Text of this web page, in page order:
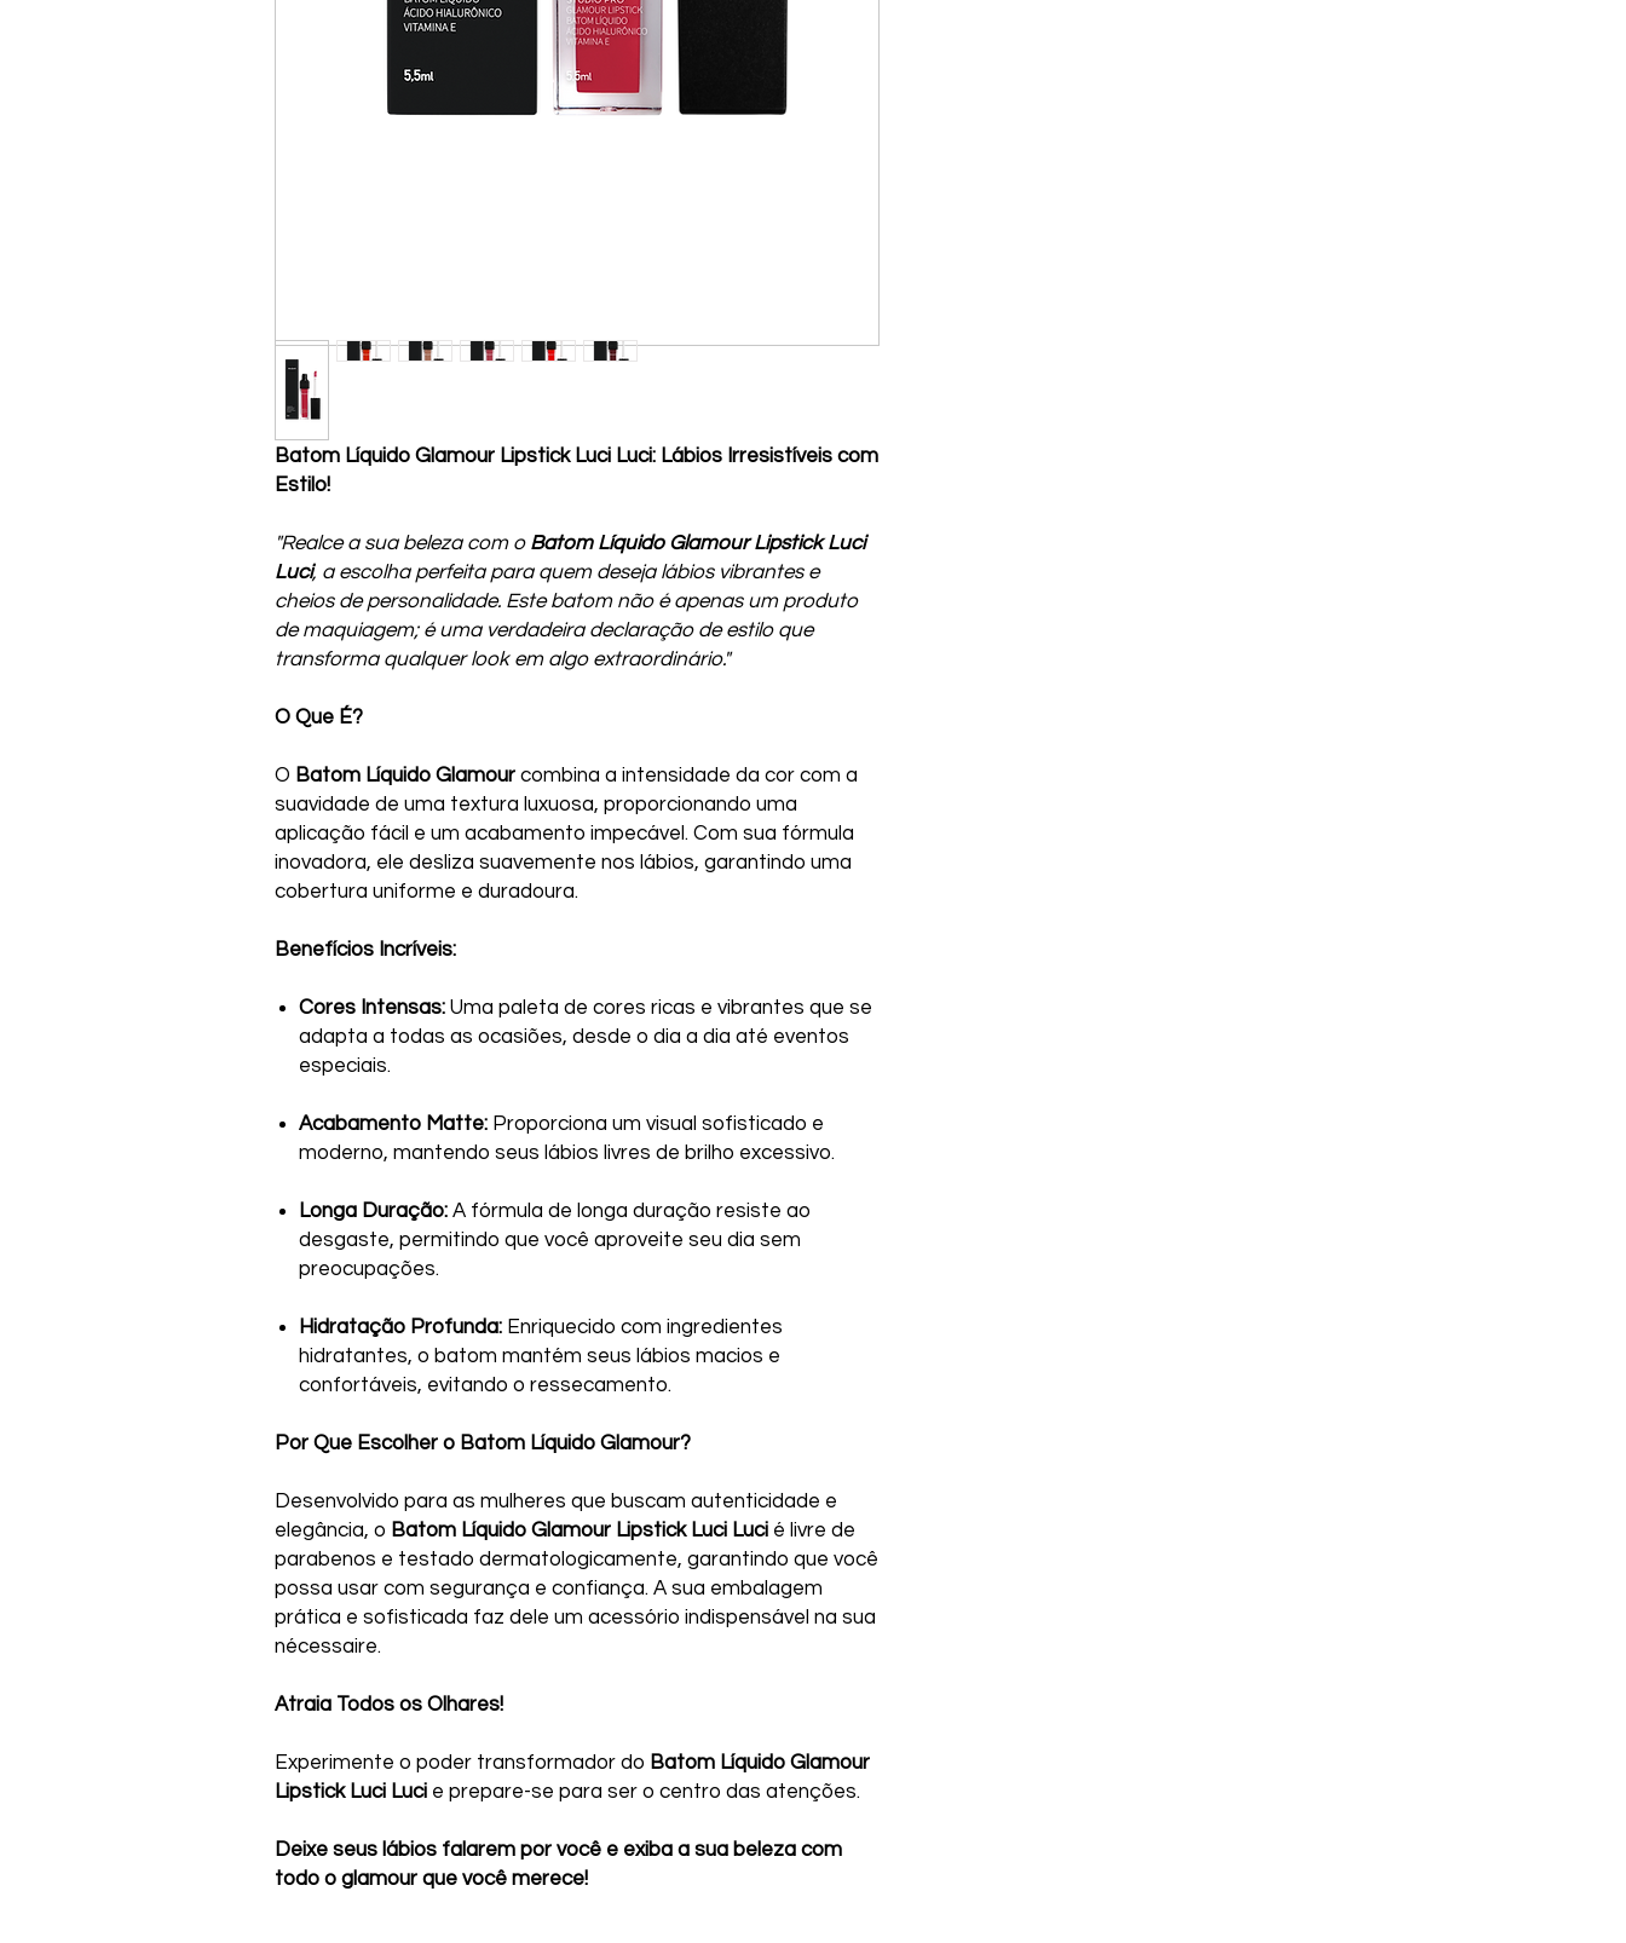
Batom Líquido Glamour Lipstick Luci Luci: Lábios Irresistíveis com
Estilo!
"Realce a sua beleza com o Batom Líquido Glamour Lipstick Luci
Luci, a escolha perfeita para quem deseja lábios vibrantes e
cheios de personalidade. Este batom não é apenas um produto
de maquiagem; é uma verdadeira declaração de estilo que
transforma qualquer look em algo extraordinário."
O Que É?
O Batom Líquido Glamour combina a intensidade da cor com a
suavidade de uma textura luxuosa, proporcionando uma
aplicação fácil e um acabamento impecável. Com sua fórmula
inovadora, ele desliza suavemente nos lábios, garantindo uma
cobertura uniforme e duradoura.
Benefícios Incríveis:
Cores Intensas: Uma paleta de cores ricas e vibrantes que se
adapta a todas as ocasiões, desde o dia a dia até eventos
especiais.
Acabamento Matte: Proporciona um visual sofisticado e
moderno, mantendo seus lábios livres de brilho excessivo.
Longa Duração: A fórmula de longa duração resiste ao
desgaste, permitindo que você aproveite seu dia sem
preocupações.
Hidratação Profunda: Enriquecido com ingredientes
hidratantes, o batom mantém seus lábios macios e
confortáveis, evitando o ressecamento.
Por Que Escolher o Batom Líquido Glamour?
Desenvolvido para as mulheres que buscam autenticidade e
elegância, o Batom Líquido Glamour Lipstick Luci Luci é livre de
parabenos e testado dermatologicamente, garantindo que você
possa usar com segurança e confiança. A sua embalagem
prática e sofisticada faz dele um acessório indispensável na sua
nécessaire.
Atraia Todos os Olhares!
Experimente o poder transformador do Batom Líquido Glamour
Lipstick Luci Luci e prepare-se para ser o centro das atenções.
Deixe seus lábios falarem por você e exiba a sua beleza com
todo o glamour que você merece!